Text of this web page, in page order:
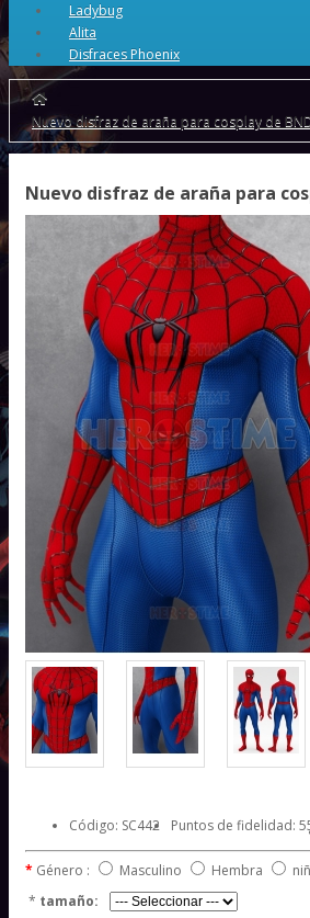
Ladybug
Alita
Disfraces Phoenix
Nuevo disfraz de araña para cosplay de
Nuevo disfraz de araña para
Código: SC442 Puntos de fidelidad:
Género : Masculino Hembra
* tamaño: